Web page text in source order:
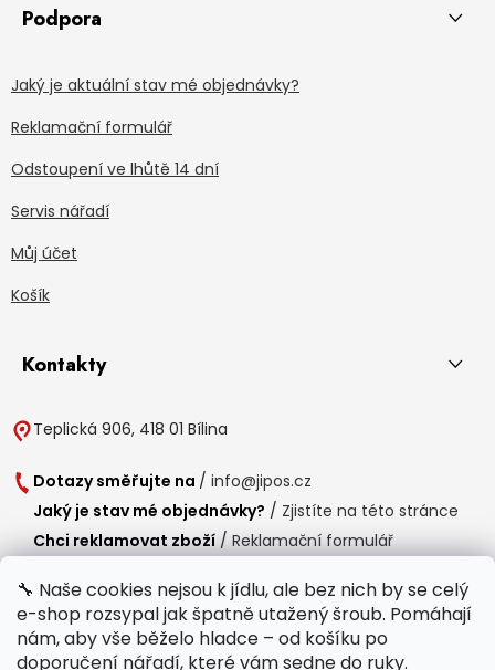
🔧 Naše cookies nejsou k jídlu, ale bez nich by se celý
e-shop rozsypal jak špatně utažený šroub. Pomáhají
nám, aby vše běželo hladce – od košíku po
doporučení nářadí, které vám sedne do ruky.
Podpora
Jaký je aktuální stav mé objednávky?
Reklamační formulář
Odstoupení ve lhůtě 14 dní
Servis nářadí
Můj účet
Košík
Kontakty
Teplická 906, 418 01 Bílina
Dotazy směřujte na / info@jipos.cz
Jaký je stav mé objednávky? / Zjistíte na této stránce
Chci reklamovat zboží / Reklamační formulář
Provozní doba
Po-Čt /
8:00 - 15:00